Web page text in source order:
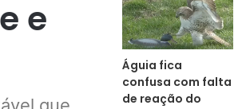
e
Águia fica
confusa com falta
de reação do